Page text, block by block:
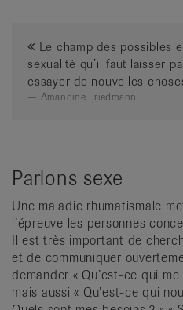
Le champ des possibles
sexualité qu’il faut laisser
essayer de nouvelles
Amandine Friedmann
Parlons sexe
Une maladie rhumatismale
l’épreuve les personnes
Il est très important de
et de communiquer
demander « Qu’est-ce qui
mais aussi « Qu’est-ce qui